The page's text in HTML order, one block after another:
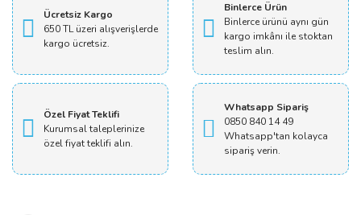
Ücretsiz Kargo
650 TL üzeri alışverişlerde
kargo ücretsiz.
Binlerce Ürün
Binlerce ürünü aynı gün
kargo imkânı ile stoktan
teslim alın.
Özel Fiyat Teklifi
Kurumsal taleplerinize
özel fiyat teklifi alın.
Whatsapp Sipariş
0850 840 14 49
Whatsapp'tan kolayca
sipariş verin.